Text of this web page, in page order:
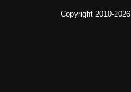
Copyright 2010-2026